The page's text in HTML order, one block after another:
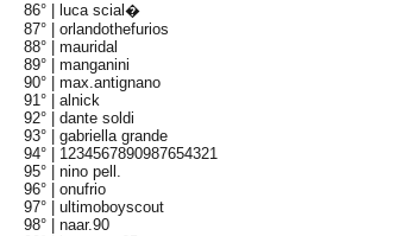
86° |
luca scial�
87° |orlandothefurios
88° |mauridal
89° |manganini
90° |max.antignano
91° |alnick
92° |dante soldi
93° |gabriella grande
94° | 1234567890987654321
95° |nino pell.
96° |onufrio
97° |ultimoboyscout
98° |naar.90